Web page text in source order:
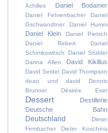
Achilles
Daniel Bodamer
Daniel Fehrenbacher
Daniel
Gschwandtner
Daniel Humm
Daniel Klein
Daniel Pietsch
Daniel Rebert
Daniel
Schimkowitsch
Daniel Stübler
Darina Allen
David Kikillus
David Seidel David Thompson
dean und david
Dennis
Brunner
Désirée Eser
Dessert
Destillerie
Deutsche Bahn
Deutschland
Dieter
Fembacher
Dieter Koschina